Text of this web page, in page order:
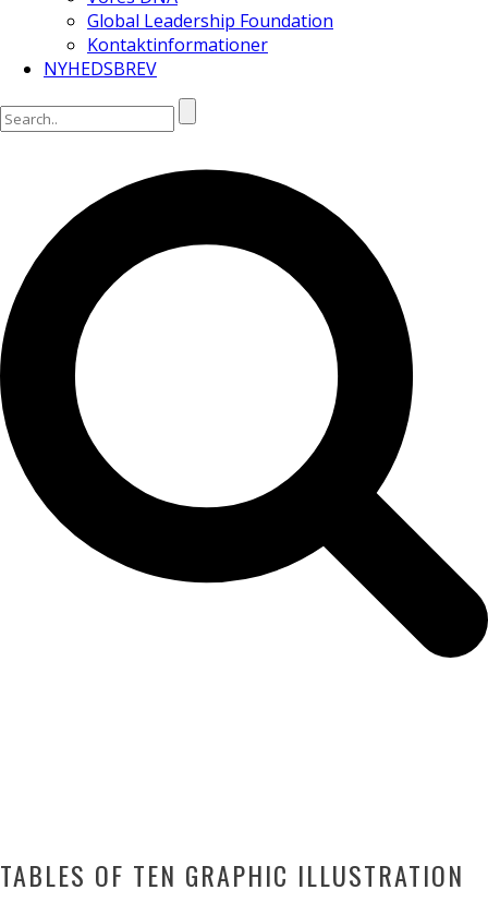
Global Leadership Foundation
Kontaktinformationer
NYHEDSBREV
TABLES OF TEN GRAPHIC ILLUSTRATION